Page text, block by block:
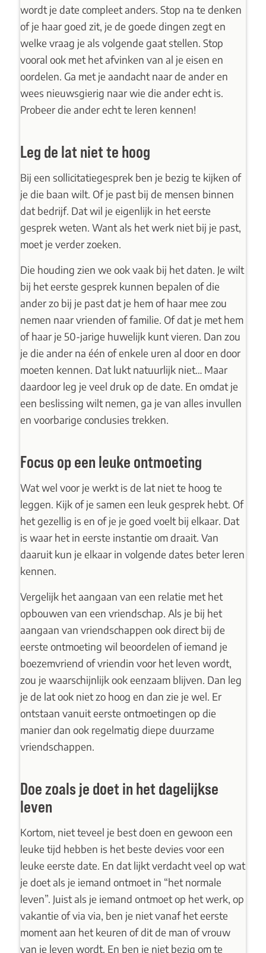
wordt je date compleet anders. Stop na te denken
of je haar goed zit, je de goede dingen zegt en
welke vraag je als volgende gaat stellen. Stop
vooral ook met het afvinken van al je eisen en
oordelen. Ga met je aandacht naar de ander en
wees nieuwsgierig naar wie die ander echt is.
Probeer die ander echt te leren kennen!
Leg de lat niet te hoog
Bij een sollicitatiegesprek ben je bezig te kijken of
je die baan wilt. Of je past bij de mensen binnen
dat bedrijf. Dat wil je eigenlijk in het eerste
gesprek weten. Want als het werk niet bij je past,
moet je verder zoeken.
Die houding zien we ook vaak bij het daten. Je wilt
bij het eerste gesprek kunnen bepalen of die
ander zo bij je past dat je hem of haar mee zou
nemen naar vrienden of familie. Of dat je met hem
of haar je 50-jarige huwelijk kunt vieren. Dan zou
je die ander na één of enkele uren al door en door
moeten kennen. Dat lukt natuurlijk niet… Maar
daardoor leg je veel druk op de date. En omdat je
een beslissing wilt nemen, ga je van alles invullen
en voorbarige conclusies trekken.
Focus op een leuke ontmoeting
Wat wel voor je werkt is de lat niet te hoog te
leggen. Kijk of je samen een leuk gesprek hebt. Of
het gezellig is en of je je goed voelt bij elkaar. Dat
is waar het in eerste instantie om draait. Van
daaruit kun je elkaar in volgende dates beter leren
kennen.
Vergelijk het aangaan van een relatie met het
opbouwen van een vriendschap. Als je bij het
aangaan van vriendschappen ook direct bij de
eerste ontmoeting wil beoordelen of iemand je
boezemvriend of vriendin voor het leven wordt,
zou je waarschijnlijk ook eenzaam blijven. Dan leg
je de lat ook niet zo hoog en dan zie je wel. Er
ontstaan vanuit eerste ontmoetingen op die
manier dan ook regelmatig diepe duurzame
vriendschappen.
Doe zoals je doet in het dagelijkse
leven
Kortom, niet teveel je best doen en gewoon een
leuke tijd hebben is het beste devies voor een
leuke eerste date. En dat lijkt verdacht veel op wat
je doet als je iemand ontmoet in “het normale
leven”. Juist als je iemand ontmoet op het werk, op
vakantie of via via, ben je niet vanaf het eerste
moment aan het keuren of dit de man of vrouw
van je leven wordt. En ben je niet bezig om te